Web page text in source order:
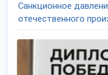
Санкционное
отечественного